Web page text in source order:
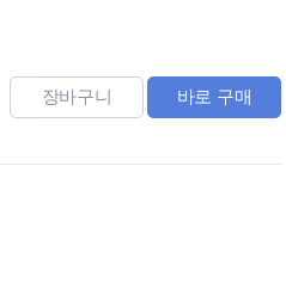
장바구니 바로 구매